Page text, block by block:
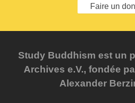
Faire un don
Study Buddhism est un
Archives e.V., fondée
Alexander